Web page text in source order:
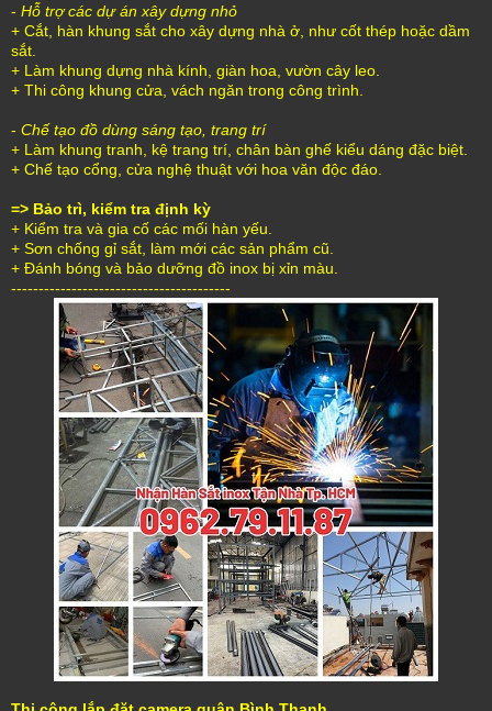
- Hỗ trợ các dự án xây dựng nhỏ
+ Cắt, hàn khung sắt cho xây dựng nhà ở, như cốt thép hoặc dầm
sắt.
+ Làm khung dựng nhà kính, giàn hoa, vườn cây leo.
+ Thi công khung cửa, vách ngăn trong công trình.
- Chế tạo đồ dùng sáng tạo, trang trí
+ Làm khung tranh, kệ trang trí, chân bàn ghế kiểu dáng đặc biệt.
+ Chế tạo cổng, cửa nghệ thuật với hoa văn độc đáo.
=> Bảo trì, kiểm tra định kỳ
+ Kiểm tra và gia cố các mối hàn yếu.
+ Sơn chống gỉ sắt, làm mới các sản phẩm cũ.
+ Đánh bóng và bảo dưỡng đồ inox bị xỉn màu.
----------------------------------------